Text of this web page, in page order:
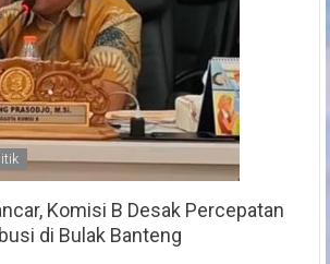
Komisi B Desak Percepatan
di Bulak Banteng